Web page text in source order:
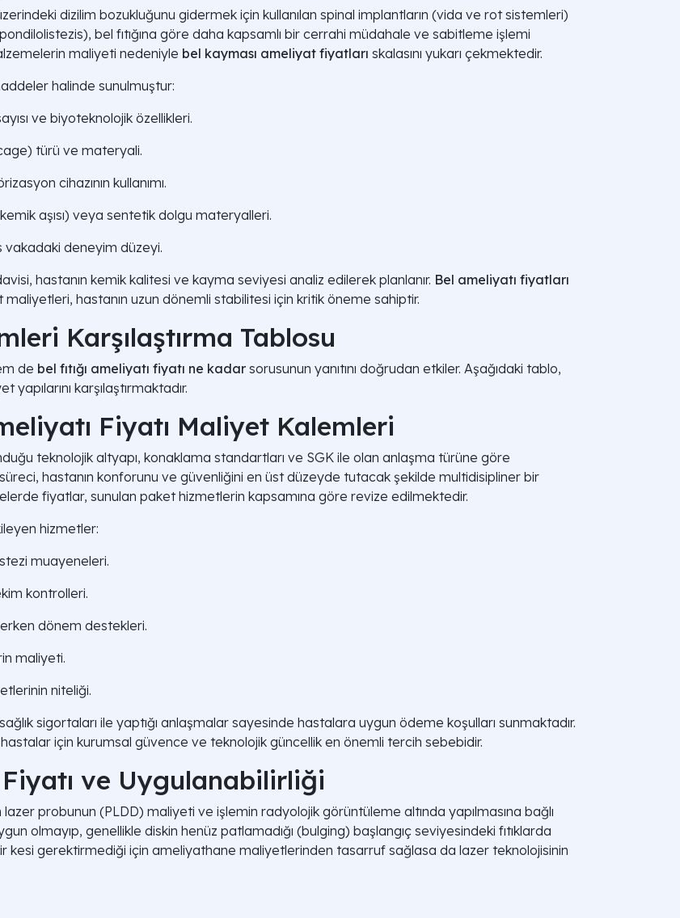
dizilim bozukluğunu gidermek için kullanılan spinal implantların (vida ve rot sistemleri)
bel fıtığına göre daha kapsamlı bir cerrahi müdahale ve sabitleme işlemi
maliyeti nedeniyle bel kayması ameliyat fiyatları skalasını yukarı çekmektedir.
halinde sunulmuştur:
ve biyoteknolojik özellikleri.
türü ve materyali.
cihazının kullanımı.
aşısı) veya sentetik dolgu materyalleri.
deneyim düzeyi.
hastanın kemik kalitesi ve kayma seviyesi analiz edilerek planlanır. Bel ameliyatı fiyatları
hastanın uzun dönemli stabilitesi için kritik öneme sahiptir.
Karşılaştırma Tablosu
de bel fıtığı ameliyatı fiyatı ne kadar sorusunun yanıtını doğrudan etkiler. Aşağıdaki tablo,
karşılaştırmaktadır.
Fiyatı Maliyet Kalemleri
teknolojik altyapı, konaklama standartları ve SGK ile olan anlaşma türüne göre
hastanın konforunu ve güvenliğini en üst düzeyde tutacak şekilde multidisipliner bir
fiyatlar, sunulan paket hizmetlerin kapsamına göre revize edilmektedir.
hizmetler:
muayeneleri.
kontrolleri.
dönem destekleri.
maliyeti.
niteliği.
sigortaları ile yaptığı anlaşmalar sayesinde hastalara uygun ödeme koşulları sunmaktadır.
için kurumsal güvence ve teknolojik güncellik en önemli tercih sebebidir.
Fiyatı ve Uygulanabilirliği
probunun (PLDD) maliyeti ve işlemin radyolojik görüntüleme altında yapılmasına bağlı
olmayıp, genellikle diskin henüz patlamadığı (bulging) başlangıç seviyesindeki fıtıklarda
kesi gerektirmediği için ameliyathane maliyetlerinden tasarruf sağlasa da lazer teknolojisinin